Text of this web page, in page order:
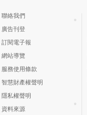
聯絡我們
廣告刊登
訂閱電子報
網站導覽
服務使用條款
智慧財產權聲明
隱私權聲明
資料來源